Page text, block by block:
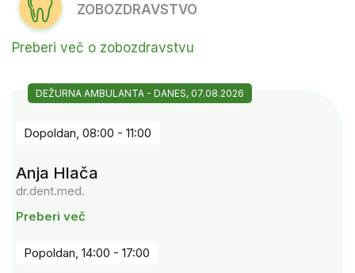
ZOBOZDRAVSTVO
Preberi več o zobozdravstvu
DEŽURNA AMBULANTA - DANES, 07.08.2026
Dopoldan, 08:00 - 11:00
Anja Hlača
dr.dent.med.
Preberi več
Popoldan, 14:00 - 17:00